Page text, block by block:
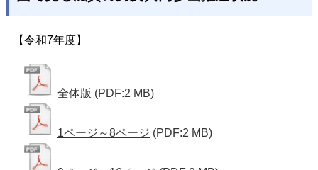
【令和7年度】
全体版 (PDF:2 MB)
1ページ～8ページ (PDF:2 MB)